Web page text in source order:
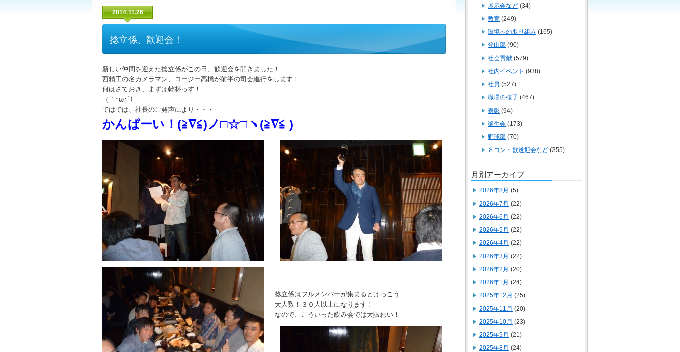
2014.11.26
捻立係、歓迎会！
新しい仲間を迎えた捻立係がこの日、歓迎会を開きました！
西精工の名カメラマン、コージー高橋が前半の司会進行をします！
何はさておき、まずは乾杯っす！
（｀･ω･´）
ではでは、社長のご発声により・・・
かんぱーい！(≧∇≦)ノ□☆□ヽ(≧∇≦ )
捻立係はフルメンバーが集まるとけっこう
大人数！３０人以上になります！
なので、こういった飲み会では大賑わい！
展示会など (34)
教育 (249)
環境への取り組み (165)
登山部 (90)
社会貢献 (579)
社内イベント (938)
社員 (527)
職場の様子 (467)
表彰 (94)
誕生会 (173)
野球部 (70)
８コン・歓送迎会など (355)
月別アーカイブ
2026年8月 (5)
2026年7月 (22)
2026年6月 (22)
2026年5月 (22)
2026年4月 (22)
2026年3月 (22)
2026年2月 (20)
2026年1月 (24)
2025年12月 (25)
2025年11月 (20)
2025年10月 (23)
2025年9月 (21)
2025年8月 (24)